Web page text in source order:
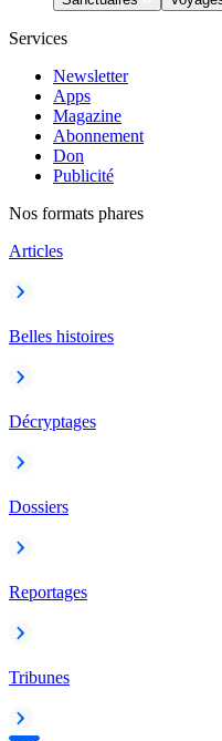
Services
Newsletter
Apps
Magazine
Abonnement
Don
Publicité
Nos formats phares
Articles
Belles histoires
Décryptages
Dossiers
Reportages
Tribunes